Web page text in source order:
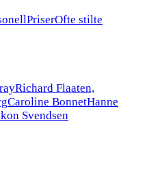
PriserOfte stilte
Richard Flaaten,
Caroline BonnetHanne
Svendsen